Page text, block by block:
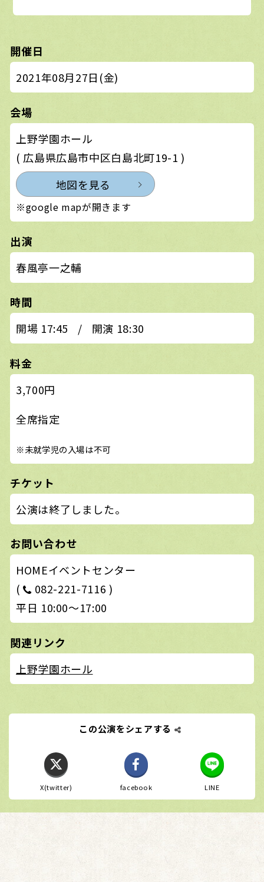
開催日
2021年08月27日(金)
会場
上野学園ホール
( 広島県広島市中区白島北町19-1 )
地図を見る
※google mapが開きます
出演
春風亭一之輔
時間
開場 17:45
/ 開演 18:30
料金
3,700円
全席指定
※未就学児の入場は不可
チケット
公演は終了しました。
お問い合わせ
HOMEイベントセンター
( 082-221-7116 )
平日 10:00〜17:00
関連リンク
上野学園ホール
この公演をシェアする
X(twitter) facebook LINE